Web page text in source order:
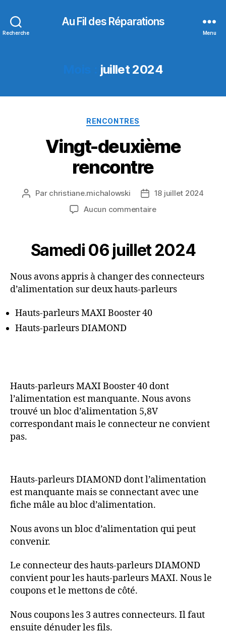
Recherche
Au Fil des Réparations
Menu
juillet 2024
Catégories
RENCONTRES
Vingt-deuxième
rencontre
Auteur
Par christiane.michalowski
Date
de
18 juillet 2024
Aucun commentairesur
rencontre
Samedi 06 juillet 2024
Nous avons appris à changer des connecteurs
d’alimentation sur deux hauts-parleurs
Hauts-parleurs MAXI Booster 40
Hauts-parleurs DIAMOND
Hauts-parleurs MAXI Booster 40 dont
l’alimentation est manquante. Nous avons
trouvé un bloc d’alimentation 5,8V
correspondant mais le connecteur ne convient
pas.
Hauts-parleurs DIAMOND dont l’alimentation
est manquante mais se connectant avec une
fiche mâle au bloc d’alimentation.
Nous avons un bloc d’alimentation qui peut
convenir.
Le connecteur des hauts-parleurs DIAMOND
convient pour les hauts-parleurs MAXI. Nous le
coupons et le mettons de côté.
Nous coupons les 3 autres connecteurs. Il faut
ensuite dénuder les fils.